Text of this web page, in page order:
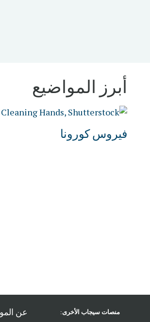
أبرز المواضيع
فيروس كورونا
منصات سيجاب الأخرى: عن